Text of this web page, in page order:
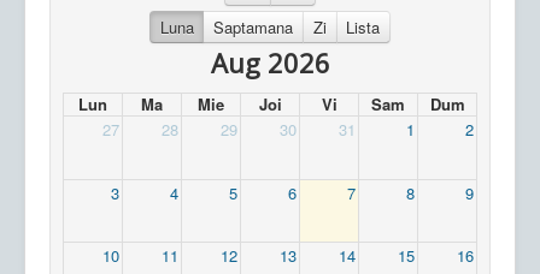
Luna Saptamana Zi Lista
Aug 2026
Lun Ma Mie Joi Vi Sam
Dum
27
28 29 30 31 1 2
3 4 5 6 7 8 9
10 11 12 13 14 15 16